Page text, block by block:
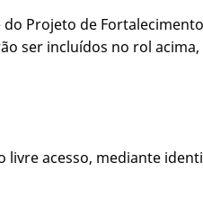
Projeto de
ser incluídos no rol
livre acesso, mediante